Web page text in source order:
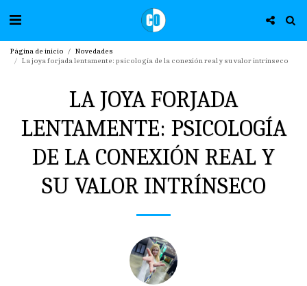
Página de inicio
Novedades
La joya forjada lentamente: psicología de la conexión real y su valor intrínseco
LA JOYA FORJADA
LENTAMENTE: PSICOLOGÍA
DE LA CONEXIÓN REAL Y
SU VALOR INTRÍNSECO